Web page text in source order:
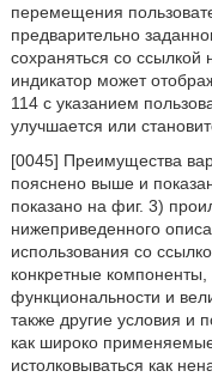
перемещения
предварительно
сохраняться со ссылкой
индикатор может
114 с указанием
улучшается или
[0045] Преимущества
пояснено выше и
показано на фиг. 3)
нижеприведенного
использования со
конкретные компоненты,
функциональности и
также другие условия и
как широко
истолковываться как